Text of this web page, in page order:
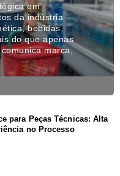
em
da indústria —
bebidas,
do que apenas
marca,
para Peças Técnicas: Alta
no Processo